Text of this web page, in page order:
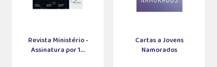
Revista Ministério -
Assinatura por 1...
Cartas a Jovens
Namorados